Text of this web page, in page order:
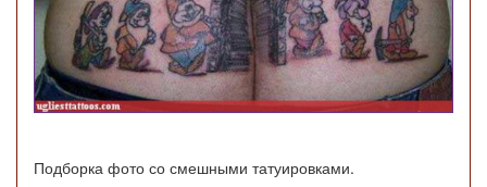
Подборка фото со смешными татуировками.